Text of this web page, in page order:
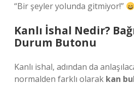
“Bir şeyler yolunda gitmiyor!”
Kanlı İshal Nedir?
Durum Butonu
Kanlı ishal, adından da
normalden farklı olarak kan